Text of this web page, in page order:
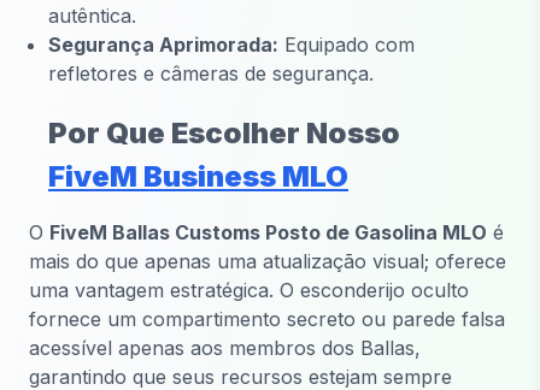
autêntica.
Segurança Aprimorada: Equipado com
refletores e câmeras de segurança.
Por Que Escolher Nosso
FiveM Business MLO
O FiveM Ballas Customs Posto de Gasolina MLO é
mais do que apenas uma atualização visual; oferece
uma vantagem estratégica. O esconderijo oculto
fornece um compartimento secreto ou parede falsa
acessível apenas aos membros dos Ballas,
garantindo que seus recursos estejam sempre